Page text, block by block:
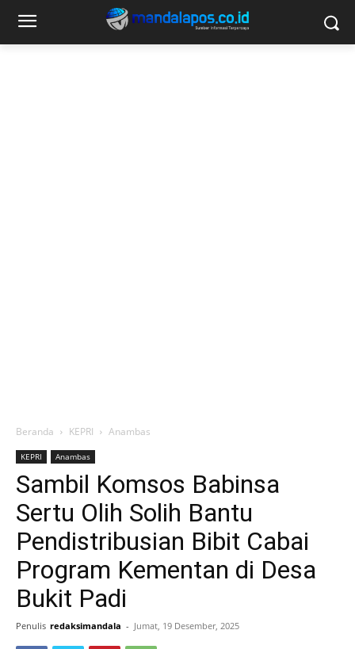
Beranda KEPRI Anambas
KEPRI Anambas
Sambil Komsos Babinsa
Sertu Olih Solih Bantu
Pendistribusian Bibit Cabai
Program Kementan di Desa
Bukit Padi
Penulis redaksimandala - Jumat, 19 Desember, 2025